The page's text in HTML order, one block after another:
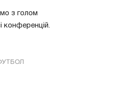
з голом
конференцій.